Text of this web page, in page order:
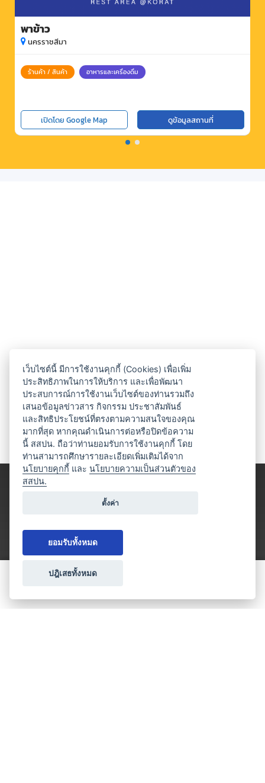
พาข้าว
นครราชสีมา
ร้านค้า / สินค้า อาหารและเครื่องดื่ม
เปิดโดย Google Map ดูข้อมูลสถานที่
ประเภทธุรกิจไมซ์
เว็บไซต์นี้ มีการใช้งานคุกกี้ (Cookies) เพื่อเพิ่ม
ประสิทธิภาพในการให้บริการ และเพื่อพัฒนา
ประสบการณ์การใช้งานเว็บไซต์ของท่านรวมถึง
เสนอข้อมูลข่าวสาร กิจกรรม ประชาสัมพันธ์
และสิทธิประโยชน์ที่ตรงตามความสนใจของคุณ
มากที่สุด หากคุณดำเนินการต่อหรือปิดข้อความ
นี้ สสปน. ถือว่าท่านยอมรับการใช้งานคุกกี้ โดย
ท่านสามารถศึกษารายละเอียดเพิ่มเติมได้จาก
นโยบายคุกกี้ และนโยบายความเป็นส่วนตัวของ
สสปน.
ตั้งค่า
ยอมรับทั้งหมด
ปฎิเสธทั้งหมด